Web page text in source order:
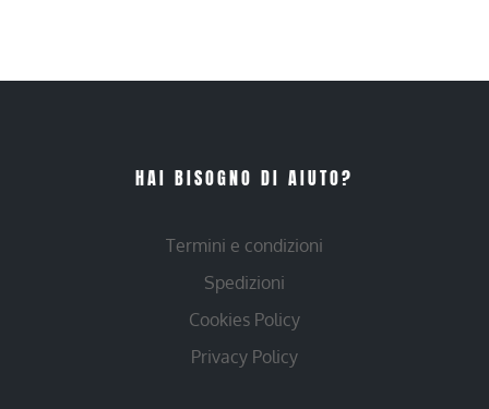
HAI BISOGNO DI AIUTO?
Termini e condizioni
Spedizioni
Cookies Policy
Privacy Policy